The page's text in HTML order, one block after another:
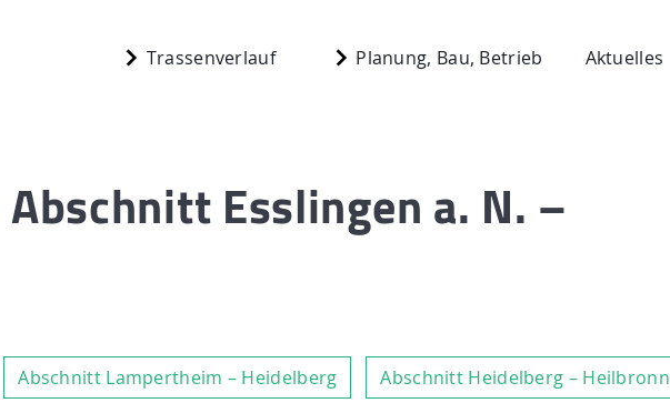
Trassenverlauf Planung, Bau, Betrieb Aktuelles
Esslingen a. N. –
Abschnitt Lampertheim – Heidelberg Abschnitt Heidelberg – Heilbronn